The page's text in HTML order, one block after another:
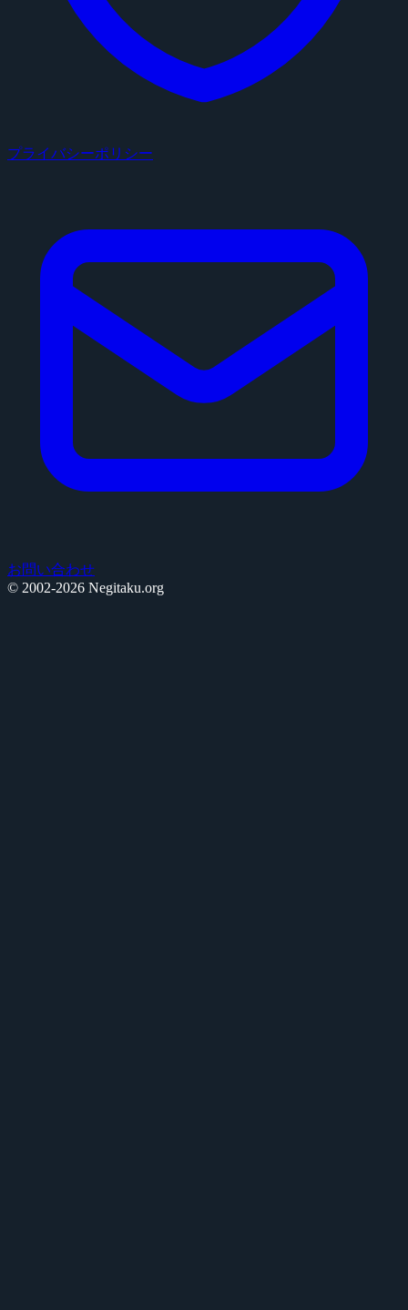
プライバシーポリシー
お問い合わせ
© 2002-2026 Negitaku.org